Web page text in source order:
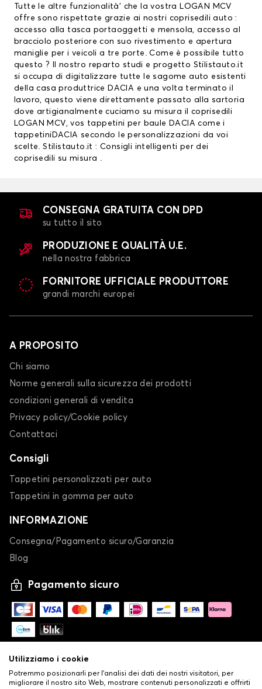
Tutte le altre funzionalità’ che la vostra LOGAN MCV
offre sono rispettate grazie ai nostri coprisedili auto :
accesso alla tasca portaoggetti e mensola, accesso al
bracciolo posteriore con suo rivestimento e apertura
maniglie per i veicoli a tre porte. Come è possibile tutto
questo ? Il nostro reparto studi e progetto Stilistauto.it
si occupa di digitalizzare tutte le sagome auto esistenti
della casa produttrice DACIA e una volta terminato il
lavoro, questo viene direttamente passato alla sartoria
dove artigianalmente cuciamo su misura il coprisedili
LOGAN MCV, vos tappetini per baule DACIA come i
tappetiniDACIA secondo le personalizzazioni da voi
scelte. Stilistauto.it : Consigli intelligenti per dei
coprisedili su misura .
CONSEGNA GRATUITA CON DPD
su tutto il sito
PRODUZIONE E QUALITÀ U.E.
nella nostra fabbrica
FORNITORE UFFICIALE PRODUTTORE
grandi marchi europei
A PROPOSITO
Chi siamo
Norme generali sulla sicurezza dei prodotti
condizioni generali di vendita
Privacy policy/Cookie policy
Contattaci
Consigli
Tappetini personalizzati per auto
Tappetini in gomma per auto
INFORMAZIONE
Consegna/Pagamento sicuro/Garanzia
Blog
Pagamento sicuro
Utilizziamo i cookie
Potremmo posizionarli per l'analisi dei dati dei nostri visitatori, per
migliorare il nostro sito Web, mostrare contenuti personalizzati e offrirti